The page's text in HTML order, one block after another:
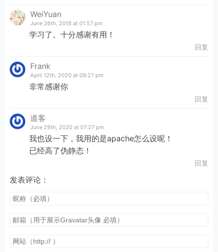
WeiYuan
June 26th, 2018 at 01:57 pm
学习了。十分感谢有用！
回复
Frank
April 12th, 2020 at 09:27 pm
非常感谢你
回复
道客
June 29th, 2020 at 07:27 pm
我也设一下，我用的是apache怎么设呢！
已经高了伪静态！
回复
发表评论：